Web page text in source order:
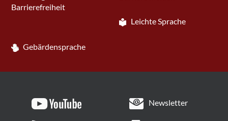
Barrierefreiheit
Leichte Sprache
Gebärdensprache
Newsletter